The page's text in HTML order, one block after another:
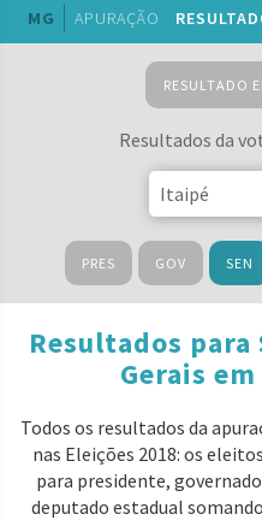
MG APURAÇÃO
RESULTADO
Resultados da
PRES GOV SEN
Resultados para
Gerais
Todos os resultados da
nas Eleições 2018: os
para presidente,
deputado estadual